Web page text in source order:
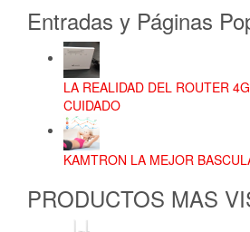
Entradas y Páginas
LA REALIDAD DEL ROUTER
CUIDADO
KAMTRON LA MEJOR
PRODUCTOS MAS